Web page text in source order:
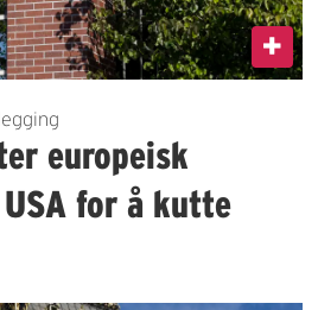
europeisk
for å kutte